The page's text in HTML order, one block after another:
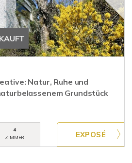
Natur, Ruhe und
Grundstück
4
ZIMMER